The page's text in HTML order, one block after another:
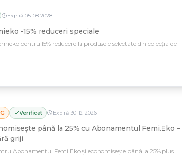
Expiră 05-08-2028
-15% reduceri speciale
pentru 15% reducere la produsele selectate din colecția de
Verificat Expiră 30-12-2026
până la 25% cu Abonamentul Femi.Eko –
griji
Abonamentul Femi.Eko și economisește până la 25% plus